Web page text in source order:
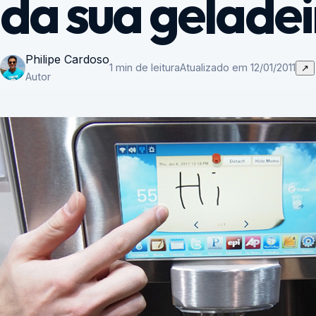
da sua
Philipe Cardoso
Autor
1 min de leituraAtualizado em 12/01/2011 ↗